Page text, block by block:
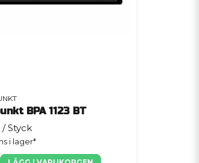
BPA 1123 BT
/ Styck
i lager*